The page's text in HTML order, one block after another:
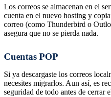
Los correos se almacenan en el
cuenta en el nuevo hosting y
correo (como Thunderbird o
asegura que no se pierda nada.
Cuentas POP
Si ya descargaste los correos
necesites migrarlos. Aun así, es
seguridad de todo antes de cerrar